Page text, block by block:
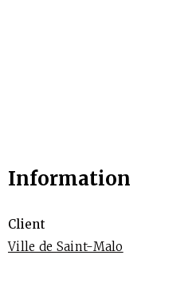
Information
Client
Ville de Saint-Malo